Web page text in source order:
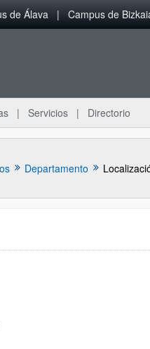
de Álava Campus de
Servicios Directorio
Departamento